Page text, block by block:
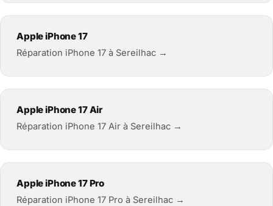
Apple iPhone 17
Réparation iPhone 17 à Sereilhac →
Apple iPhone 17 Air
Réparation iPhone 17 Air à Sereilhac →
Apple iPhone 17 Pro
Réparation iPhone 17 Pro à Sereilhac →